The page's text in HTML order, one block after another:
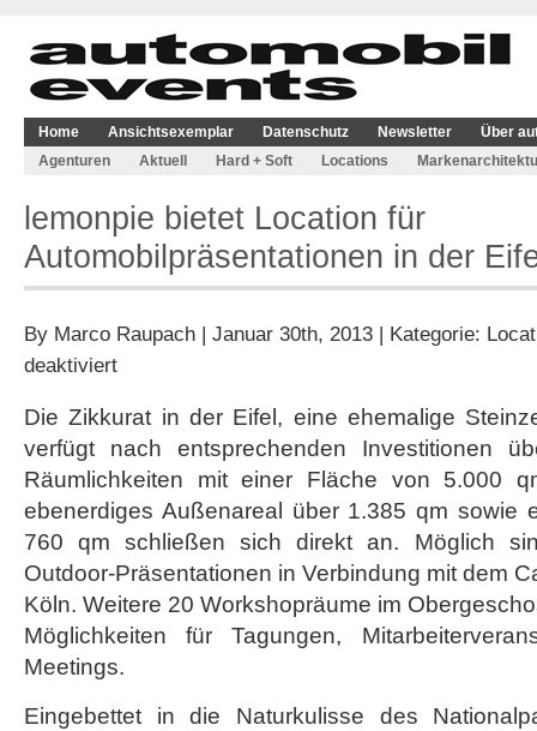
Home Ansichtsexemplar Datenschutz Newsletter
Über
Agenturen
Aktuell Hard + Soft Locations
lemonpie bietet Location für
Automobilpräsentationen in der
By Marco Raupach | Januar 30th, 2013 | Kategorie:
deaktiviertfür
Location
für
in
der
Die Zikkurat in der Eifel, eine ehemalige
verfügt nach entsprechenden Investitionen
Räumlichkeiten mit einer Fläche von 5.000
ebenerdiges Außenareal über 1.385 qm sowie
760 qm schließen sich direkt an. Möglich
Outdoor-Präsentationen in Verbindung mit dem
Köln. Weitere 20 Workshopräume im
Möglichkeiten für Tagungen,
Meetings.
Eingebettet in die Naturkulisse des